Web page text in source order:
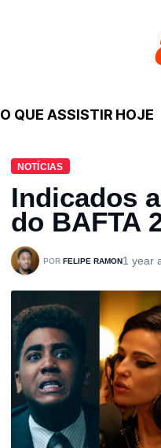
O QUE ASSISTIR HOJE
Indicados
do BAFTA
FELIPE RAMON
NOTÍCIAS
1 year